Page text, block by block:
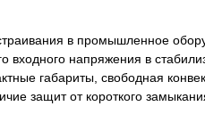
в промышленное
входного напряжения в
габариты, свободная
защит от короткого